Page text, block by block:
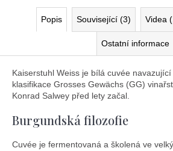
Popis Související (3) Videa
Ostatní informace
Kaiserstuhl Weiss je bílá cuvée
klasifikace Grosses Gewächs (GG)
Konrad Salwey před lety začal.
Burgundská filozofie
Cuvée je fermentovaná a školená ve